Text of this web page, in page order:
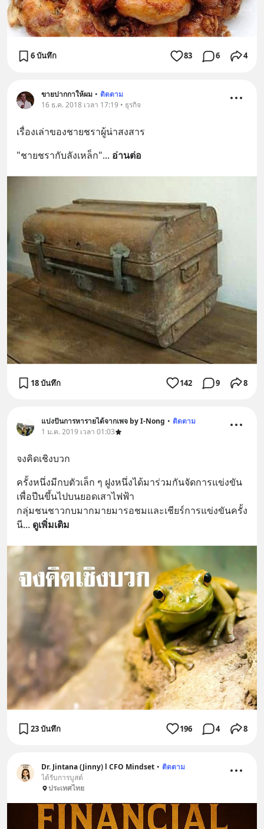
6 บันทึก 83 6 4
ขายปากกาให้ผม • ติดตาม
16 ธ.ค. 2018 เวลา 17:19 • ธุรกิจ
เรื่องเล่าของชายชราผู้น่าสงสาร
"ชายชรากับลังเหล็ก"... อ่านต่อ
18 บันทึก 142 9 8
แบ่งปันการหารายได้จากเพจ by I-Nong • ติดตาม
1 ม.ค. 2019 เวลา 01:03
จงคิดเชิงบวก
ครั้งหนึ่งมีกบตัวเล็ก ๆ ฝูงหนึ่งได้มาร่วมกันจัดการแข่งขัน
เพื่อปีนขึ้นไปบนยอดเสาไฟฟ้า
กลุ่มชนชาวกบมากมายมารอชมและเชียร์การแข่งขันครั้ง
นี... ดูเพิ่มเติม
23 บันทึก 196 4 8
Dr. Jintana (Jinny) l CFO Mindset • ติดตาม
ได้รับการบูสต์
ประเทศไทย